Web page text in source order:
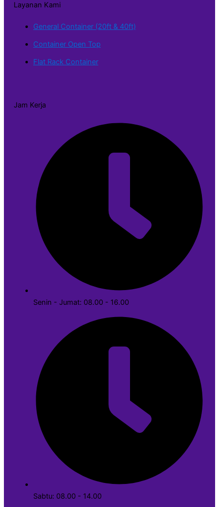
Layanan Kami
General Container (20ft & 40ft)
Container Open Top
Flat Rack Container
Jam Kerja
Senin - Jumat: 08.00 - 16.00
Sabtu: 08.00 - 14.00